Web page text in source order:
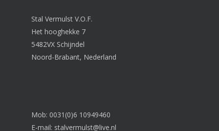
Stal Vermulst V.O.F.
Het hooghekke 7
5482VX Schijndel
Noord-Brabant, Nederland
Mob: 0031(0)6 10949460
E-mail: stalvermulst@live.nl